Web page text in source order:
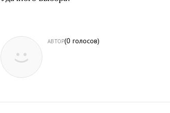
АВТОР(0 голосов)